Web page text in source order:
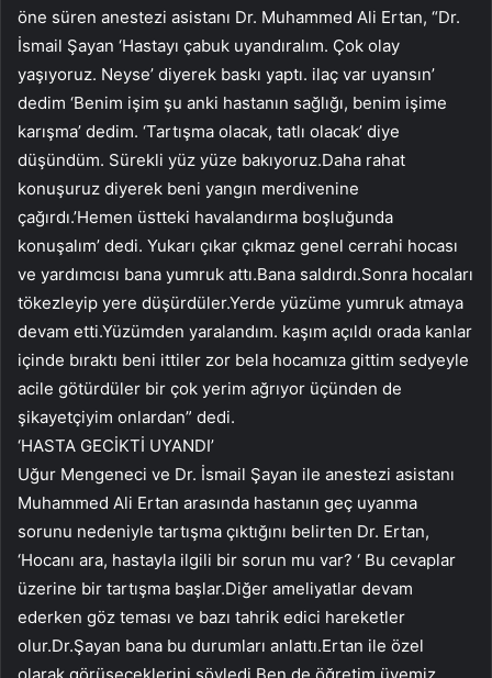
öne süren anestezi asistanı Dr. Muhammed Ali Ertan, “Dr.
İsmail Şayan ‘Hastayı çabuk uyandıralım. Çok olay
yaşıyoruz. Neyse’ diyerek baskı yaptı. ilaç var uyansın’
dedim ‘Benim işim şu anki hastanın sağlığı, benim işime
karışma’ dedim. ‘Tartışma olacak, tatlı olacak’ diye
düşündüm. Sürekli yüz yüze bakıyoruz.Daha rahat
konuşuruz diyerek beni yangın merdivenine
çağırdı.’Hemen üstteki havalandırma boşluğunda
konuşalım’ dedi. Yukarı çıkar çıkmaz genel cerrahi hocası
ve yardımcısı bana yumruk attı.Bana saldırdı.Sonra hocaları
tökezleyip yere düşürdüler.Yerde yüzüme yumruk atmaya
devam etti.Yüzümden yaralandım. kaşım açıldı orada kanlar
içinde bıraktı beni ittiler zor bela hocamıza gittim sedyeyle
acile götürdüler bir çok yerim ağrıyor üçünden de
şikayetçiyim onlardan” dedi.
‘HASTA GECİKTİ UYANDI’
Uğur Mengeneci ve Dr. İsmail Şayan ile anestezi asistanı
Muhammed Ali Ertan arasında hastanın geç uyanma
sorunu nedeniyle tartışma çıktığını belirten Dr. Ertan,
‘Hocanı ara, hastayla ilgili bir sorun mu var? ‘ Bu cevaplar
üzerine bir tartışma başlar.Diğer ameliyatlar devam
ederken göz teması ve bazı tahrik edici hareketler
olur.Dr.Şayan bana bu durumları anlattı.Ertan ile özel
olarak görüşeceklerini söyledi.Ben de öğretim üyemiz